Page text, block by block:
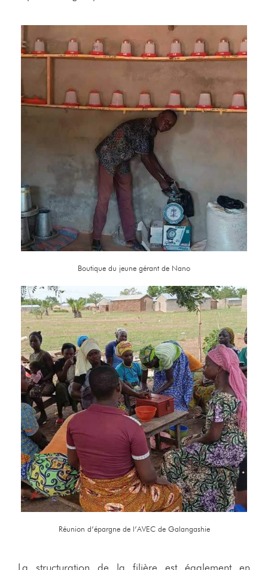
Boutique du jeune gérant de Nano
Réunion d’épargne de l’AVEC de Galangashie
La structuration de la filière est également en